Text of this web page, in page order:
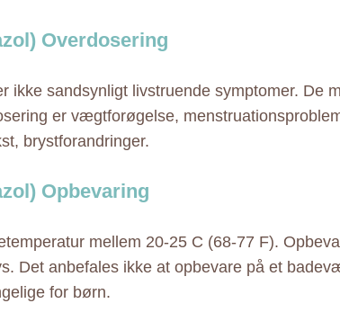
Overdosering
ikke sandsynligt livstruende symptomer. De
er vægtforøgelse,
brystforandringer.
Opbevaring
mellem 20-25 C (68-77 F).
Det anbefales ikke at opbevare på et
for børn.